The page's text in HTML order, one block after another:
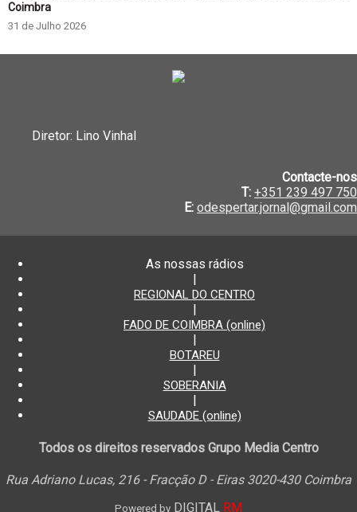
Coimbra
31 de Julho 2026
Diretor: Lino Vinhal
Contacte-nos
T: +351 239 497 750
E: odespertar.jornal@gmail.com
As nossas rádios
REGIONAL DO CENTRO
FADO DE COIMBRA (online)
BOTAREU
SOBERANIA
SAUDADE (online)
Todos os direitos reservados Grupo Media Centro
Rua Adriano Lucas, 216 - Fracção D - Eiras 3020-430 Coimbra
Powered by DIGITAL RM